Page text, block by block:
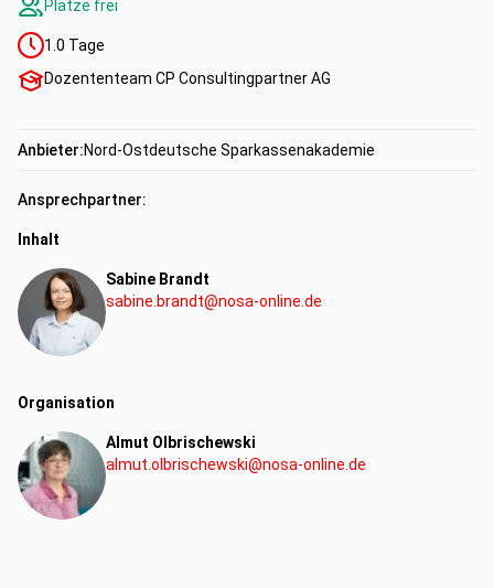
Kampagnenberichte
Wasserfallstatistik und zugeordnete Bewertungsbasen
Target)
Fachkompetenz
Plätze frei
1.0 Tage
Dozententeam CP Consultingpartner AG
Anbieter:Nord-Ostdeutsche Sparkassenakademie
Ansprechpartner:
Inhalt
Sabine Brandt
sabine.brandt@nosa-online.de
Organisation
Almut Olbrischewski
almut.olbrischewski@nosa-online.de